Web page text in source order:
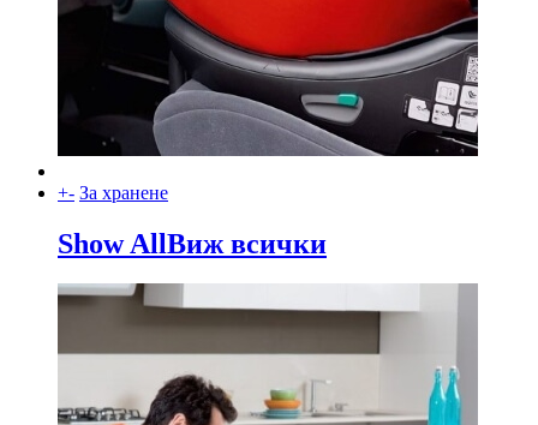
+- За хранене
Show AllВиж всички